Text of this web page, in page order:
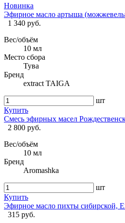
Новинка
Эфирное масло артыша
1 340 руб.
Вес/объём
10 мл
Место сбора
Тува
Бренд
extract TAIGA
шт
Купить
Смесь эфирных масел
2 800 руб.
Вес/объём
10 мл
Бренд
Aromashka
шт
Купить
Эфирное масло пихты сибирской,
315 руб.